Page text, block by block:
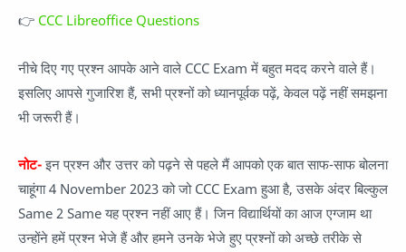
👉 CCC Libreoffice Questions
नीचे दिए गए प्रश्न आपके आने वाले CCC Exam में बहुत मदद करने वाले हैं।
इसलिए आपसे गुजारिश हैं, सभी प्रश्नों को ध्यानपूर्वक पढ़ें, केवल पढ़ें नहीं समझना
भी जरूरी हैं।
नोट-इन प्रश्न और उत्तर को पढ़ने से पहले मैं आपको एक बात साफ-साफ बोलना
चाहूंगा 4 November 2023 को जो CCC Exam हुआ है, उसके अंदर बिल्कुल
Same 2 Same यह प्रश्न नहीं आए हैं। जिन विद्यार्थियों का आज एग्जाम था
उन्होंने हमें प्रश्न भेजे हैं और हमने उनके भेजे हुए प्रश्नों को अच्छे तरीके से